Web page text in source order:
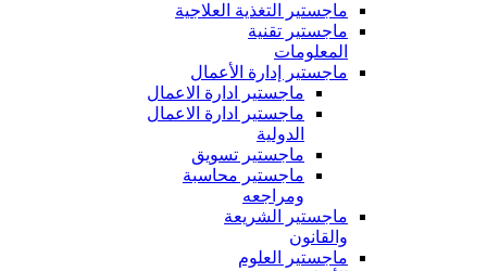
ماجستير التغذية العلاجية
ماجستير تقنية
المعلومات
ماجستير إدارة الأعمال
ماجستير ادارة الاعمال
ماجستير ادارة الاعمال
الدولية
ماجستير تسويق
ماجستير محاسبة
ومراجعه
ماجستير الشريعة
والقانون
ماجستير العلوم